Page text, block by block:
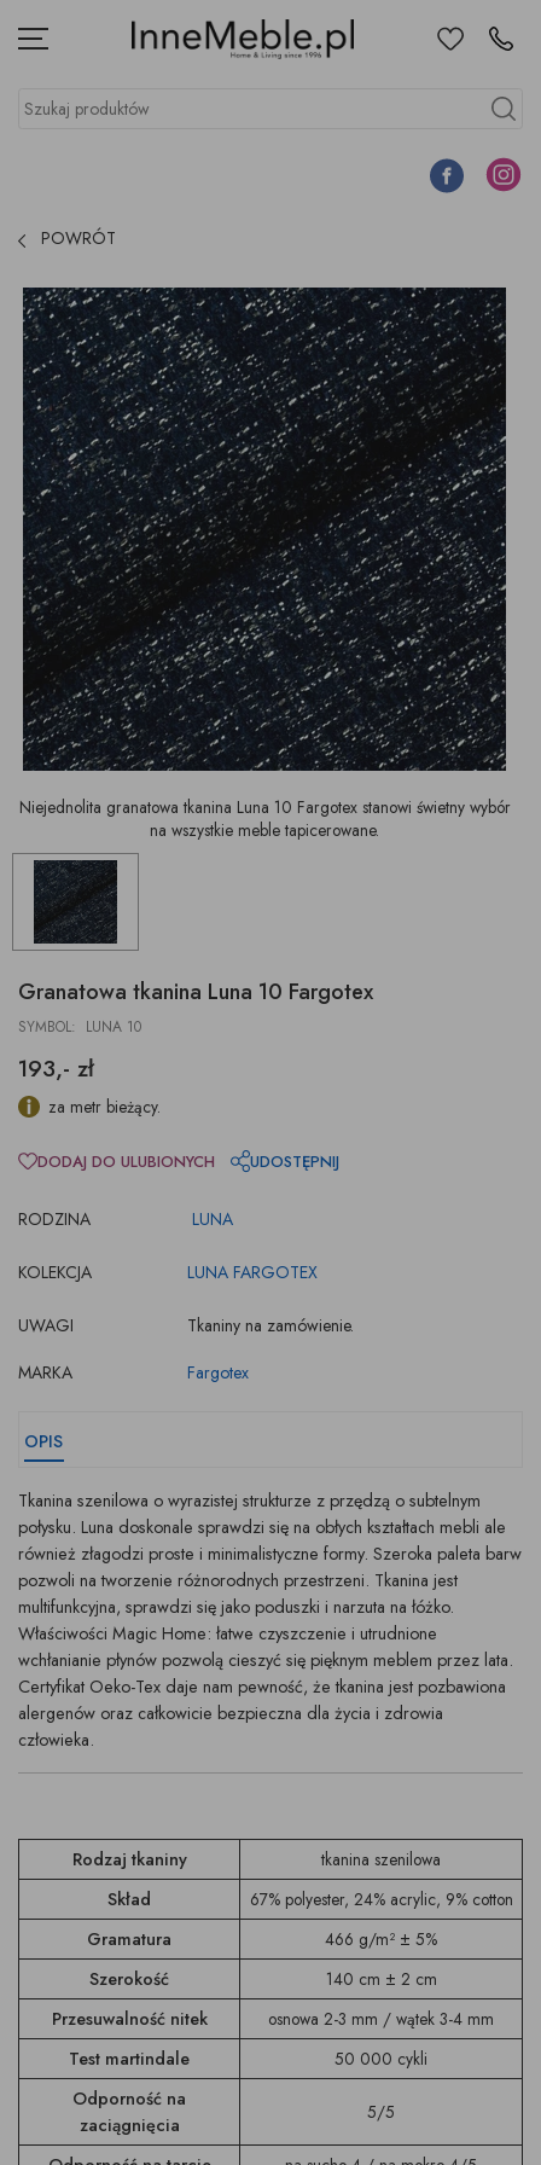
Menu UlubioneKontakt
Szukaj produktów
Szukaj
Facebook
POWRÓT
Niejednolita granatowa tkanina Luna 10 Fargotex stanowi świetny wybór
na wszystkie meble tapicerowane.
Granatowa tkanina Luna 10 Fargotex
SYMBOL: LUNA 10
193,- zł
za metr bieżący.
RODZINA LUNA
KOLEKCJA LUNA FARGOTEX
UWAGI
Tkaniny na zamówienie.
MARKA
Fargotex
DODAJ DO ULUBIONYCH UDOSTĘPNIJ
OPIS
Tkanina szenilowa o wyrazistej strukturze z przędzą o subtelnym
połysku. Luna doskonale sprawdzi się na obłych kształtach mebli ale
również złagodzi proste i minimalistyczne formy. Szeroka paleta barw
pozwoli na tworzenie różnorodnych przestrzeni. Tkanina jest
multifunkcyjna, sprawdzi się jako poduszki i narzuta na łóżko.
Właściwości Magic Home: łatwe czyszczenie i utrudnione
wchłanianie płynów pozwolą cieszyć się pięknym meblem przez lata.
Certyfikat Oeko-Tex daje nam pewność, że tkanina jest pozbawiona
alergenów oraz całkowicie bezpieczna dla życia i zdrowia
człowieka.
Rodzaj tkaniny
tkanina szenilowa
Skład
67% polyester, 24% acrylic, 9% cotton
Gramatura
466 g/m² ± 5%
Szerokość
140 cm ± 2 cm
Przesuwalność nitek
osnowa 2-3 mm / wątek 3-4 mm
Test martindale
50 000 cykli
Odporność na
zaciągnięcia
5/5